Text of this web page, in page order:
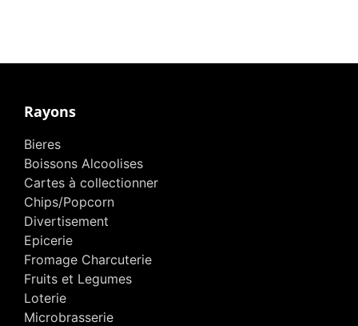
Rayons
Bieres
Boissons Alcoolises
Cartes à collectionner
Chips/Popcorn
Divertisement
Epicerie
Fromage Charcuterie
Fruits et Legumes
Loterie
Microbrasserie